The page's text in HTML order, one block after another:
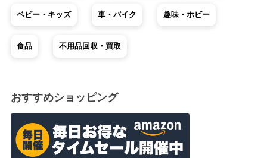
ベビー・キッズ 車・バイク 趣味・ホビー
食品 不用品回収・買取
おすすめショッピング